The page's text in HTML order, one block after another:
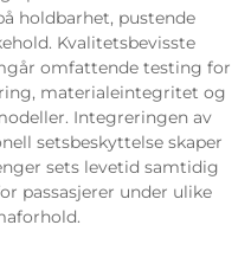
holdbarhet, pustende
Kvalitetsbevisste
omfattende testing for
materialeintegritet og
Integreringen av
setsbeskyttelse skaper
sets levetid samtidig
passasjerer under ulike